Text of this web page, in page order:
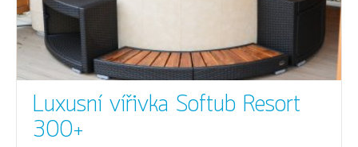
Luxusní vířivka Softub Resort
300+